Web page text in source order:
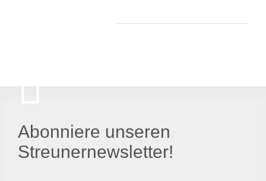
Abonniere unseren
Streunernewsletter!